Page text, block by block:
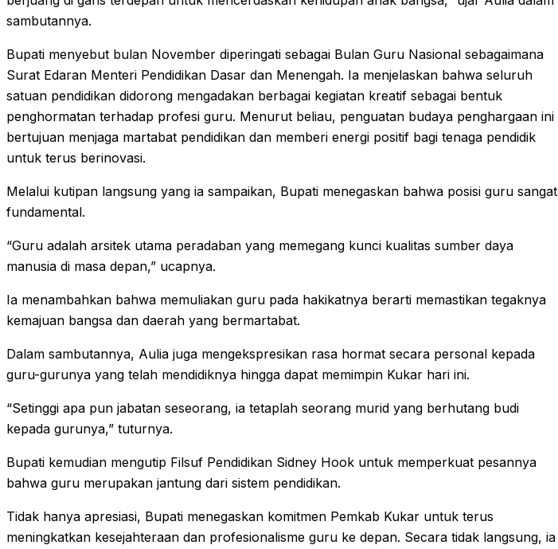
sambutannya.
Bupati menyebut bulan November diperingati sebagai Bulan Guru Nasional sebagaimana
Surat Edaran Menteri Pendidikan Dasar dan Menengah. Ia menjelaskan bahwa seluruh
satuan pendidikan didorong mengadakan berbagai kegiatan kreatif sebagai bentuk
penghormatan terhadap profesi guru. Menurut beliau, penguatan budaya penghargaan ini
bertujuan menjaga martabat pendidikan dan memberi energi positif bagi tenaga pendidik
untuk terus berinovasi.
Melalui kutipan langsung yang ia sampaikan, Bupati menegaskan bahwa posisi guru sangat
fundamental.
“Guru adalah arsitek utama peradaban yang memegang kunci kualitas sumber daya
manusia di masa depan,” ucapnya.
Ia menambahkan bahwa memuliakan guru pada hakikatnya berarti memastikan tegaknya
kemajuan bangsa dan daerah yang bermartabat.
Dalam sambutannya, Aulia juga mengekspresikan rasa hormat secara personal kepada
guru-gurunya yang telah mendidiknya hingga dapat memimpin Kukar hari ini.
“Setinggi apa pun jabatan seseorang, ia tetaplah seorang murid yang berhutang budi
kepada gurunya,” tuturnya.
Bupati kemudian mengutip Filsuf Pendidikan Sidney Hook untuk memperkuat pesannya
bahwa guru merupakan jantung dari sistem pendidikan.
Tidak hanya apresiasi, Bupati menegaskan komitmen Pemkab Kukar untuk terus
meningkatkan kesejahteraan dan profesionalisme guru ke depan. Secara tidak langsung, ia